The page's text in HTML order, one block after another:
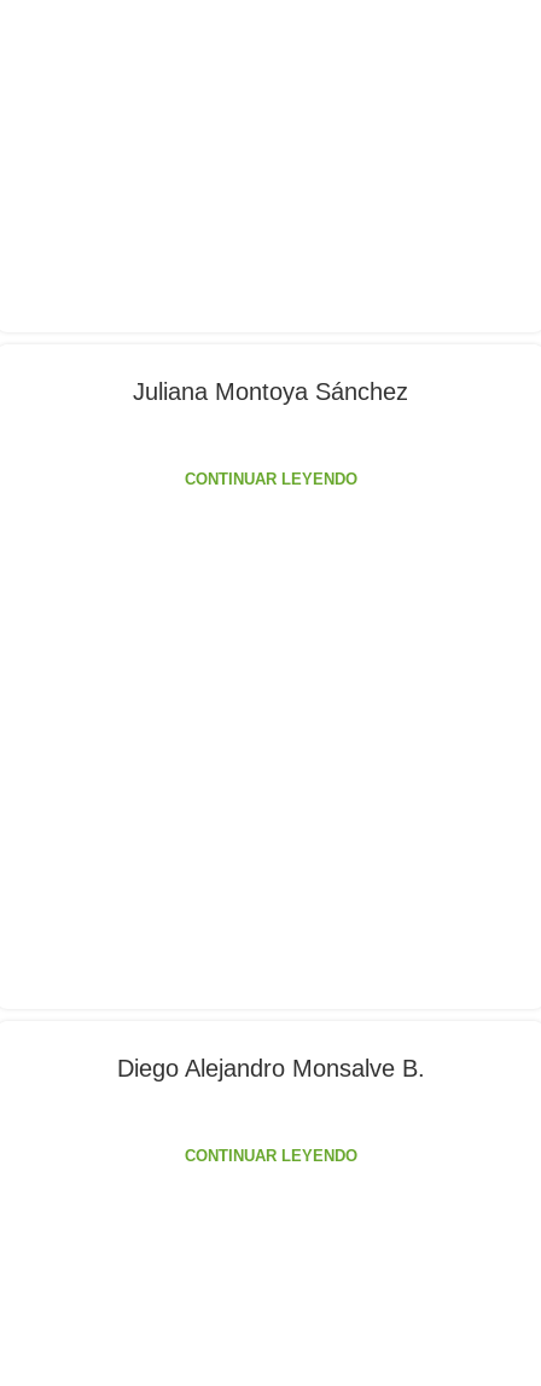
Juliana Montoya Sánchez
CONTINUAR LEYENDO
Diego Alejandro Monsalve B.
CONTINUAR LEYENDO